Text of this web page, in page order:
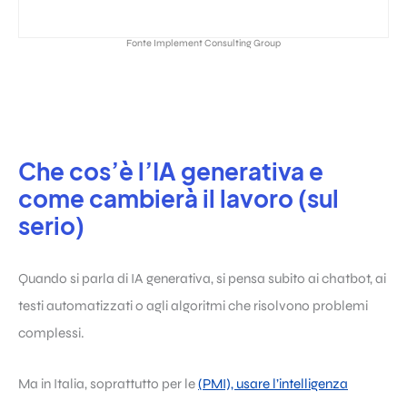
Fonte Implement Consulting Group
Che cos’è l’IA generativa e
come cambierà il lavoro (sul
serio)
Quando si parla di IA generativa, si pensa subito ai chatbot, ai
testi automatizzati o agli algoritmi che risolvono problemi
complessi.
Ma in Italia, soprattutto per le(PMI), usare l’intelligenza